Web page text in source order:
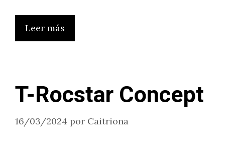
Leer más
T-Rocstar Concept
16/03/2024 por Caitriona